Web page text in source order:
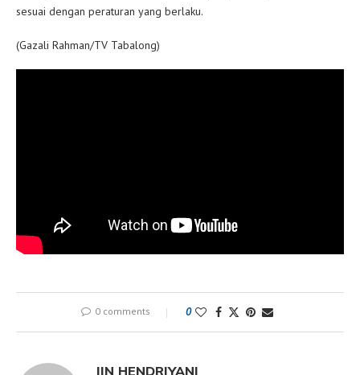
sesuai dengan peraturan yang berlaku.
(Gazali Rahman/TV Tabalong)
0 comments 0
IIN HENDRIYANI